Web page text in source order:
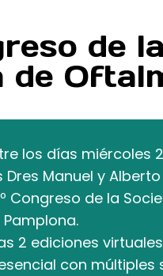
de
de
los días miércoles
Dres Manuel y
Congreso de la
Pamplona.
2 ediciones
con múltiples